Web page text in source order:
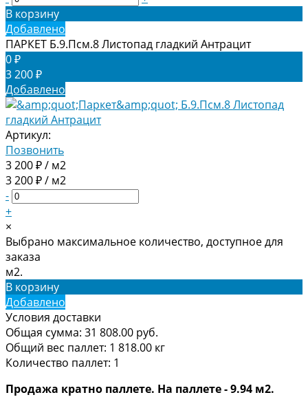
В корзину
Добавлено
ПАРКЕТ Б.9.Псм.8 Листопад гладкий Антрацит
0 ₽
3 200 ₽
Добавлено
Артикул:
Позвонить
3 200 ₽ / м2
3 200 ₽ / м2
-
+
×
Выбрано максимальное количество, доступное для
заказа
м2.
В корзину
Добавлено
Условия доставки
Общая сумма: 31 808.00 руб.
Общий вес паллет: 1 818.00 кг
Количество паллет: 1
Продажа кратно паллете. На паллете - 9.94 м2.